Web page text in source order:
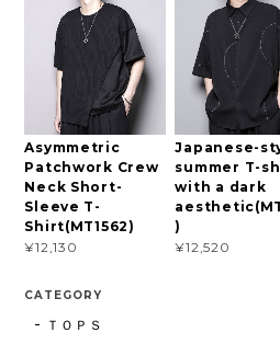
Asymmetric
Patchwork Crew
Neck Short-
Sleeve T-
Shirt(MT1562)
¥12,130
Japanese-
summer T-
with a dark
)
¥12,520
CATEGORY
ＴＯＰＳ